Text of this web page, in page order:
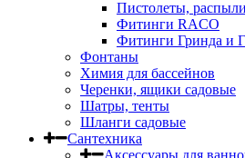
Пистолеты,
Фитинги RACO
Фитинги Гринда и
Фонтаны
Химия для бассейнов
Черенки, ящики садовые
Шатры, тенты
Шланги садовые
Сантехника
Аксессуары для